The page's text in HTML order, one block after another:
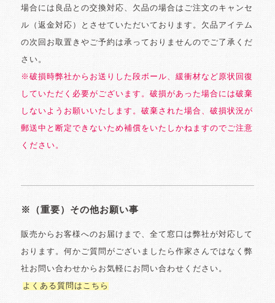
場合には良品との交換対応、欠品の場合はご注文のキャンセ
ル（返金対応）とさせていただいております。欠品アイテム
の次回お取置きやご予約は承っておりませんのでご了承くだ
さい。
※破損時弊社からお送りした段ボール、緩衝材など原状回復
していただく必要がございます。破損があった場合には破棄
しないようお願いいたします。破棄された場合、破損状況が
郵送中と断定できないため補償をいたしかねますのでご注意
ください。
※（重要）その他お願い事
販売からお客様へのお届けまで、全て窓口は弊社が対応して
おります。何かご質問がございましたら作家さんではなく弊
社お問い合わせからお気軽にお問い合わせください。
よくある質問はこちら